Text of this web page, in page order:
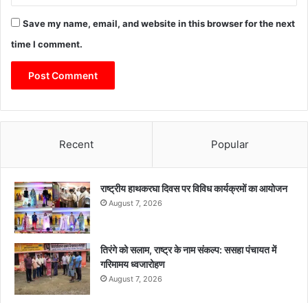
Save my name, email, and website in this browser for the next
time I comment.
Recent Popular
राष्ट्रीय हाथकरघा दिवस पर विविध कार्यक्रमों का आयोजन
August 7, 2026
तिरंगे को सलाम, राष्ट्र के नाम संकल्प: ससहा पंचायत में
गरिमामय ध्वजारोहण
August 7, 2026